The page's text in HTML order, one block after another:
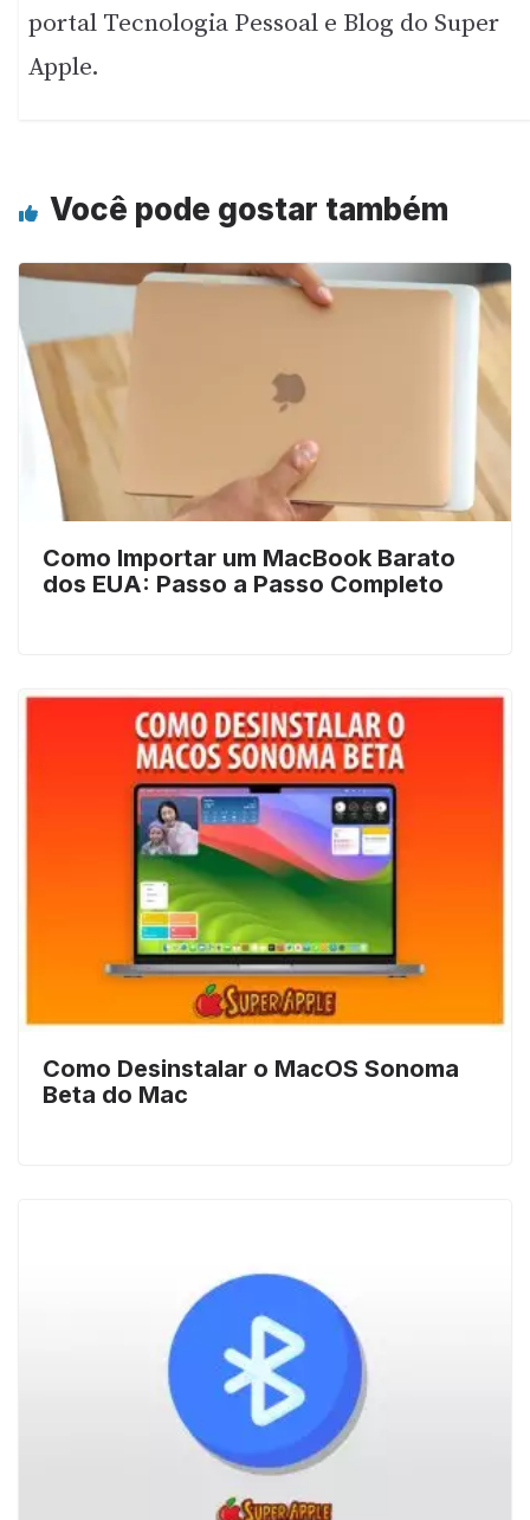
portal Tecnologia Pessoal e Blog do Super
Apple.
Você pode gostar também
Como Importar um MacBook Barato
dos EUA: Passo a Passo Completo
Como Desinstalar o MacOS Sonoma
Beta do Mac